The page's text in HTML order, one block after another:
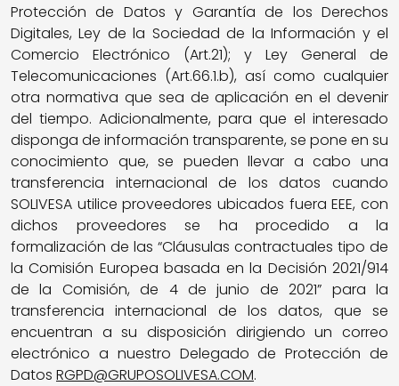
Protección de Datos y Garantía de los Derechos
Digitales, Ley de la Sociedad de la Información y el
Comercio Electrónico (Art.21); y Ley General de
Telecomunicaciones (Art.66.1.b), así como cualquier
otra normativa que sea de aplicación en el devenir
del tiempo. Adicionalmente, para que el interesado
disponga de información transparente, se pone en su
conocimiento que, se pueden llevar a cabo una
transferencia internacional de los datos cuando
SOLIVESA utilice proveedores ubicados fuera EEE, con
dichos proveedores se ha procedido a la
formalización de las “Cláusulas contractuales tipo de
la Comisión Europea basada en la Decisión 2021/914
de la Comisión, de 4 de junio de 2021” para la
transferencia internacional de los datos, que se
encuentran a su disposición dirigiendo un correo
electrónico a nuestro Delegado de Protección de
Datos RGPD@GRUPOSOLIVESA.COM.